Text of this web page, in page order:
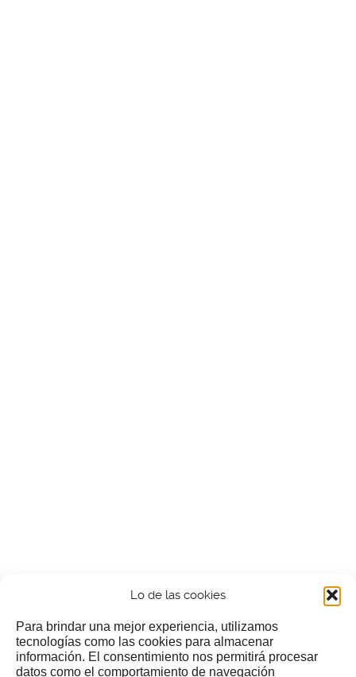
Lo de las cookies
Para brindar una mejor experiencia, utilizamos
tecnologías como las cookies para almacenar
información. El consentimiento nos permitirá procesar
datos como el comportamiento de navegación
¿Nos invitas a un cafecillo?